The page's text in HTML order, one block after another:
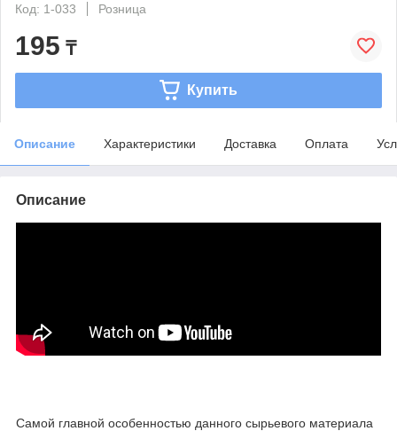
Код: 1-033
Розница
195 ₸
Купить
Описание Характеристики Доставка Оплата
Описание
Самой главной особенностью данного сырьевого материала